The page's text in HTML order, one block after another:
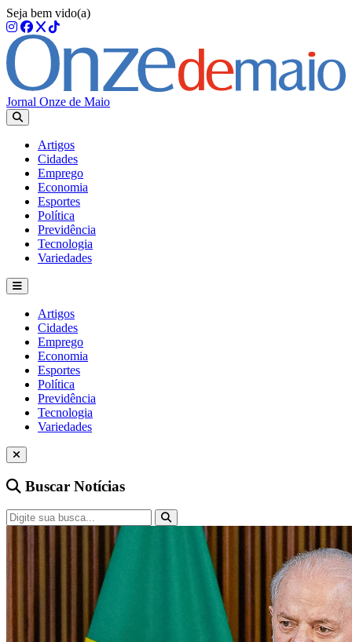
Seja bem vido(a)
Jornal Onze de Maio
Artigos
Cidades
Emprego
Economia
Esportes
Política
Previdência
Tecnologia
Variedades
Artigos
Cidades
Emprego
Economia
Esportes
Política
Previdência
Tecnologia
Variedades
Buscar Notícias